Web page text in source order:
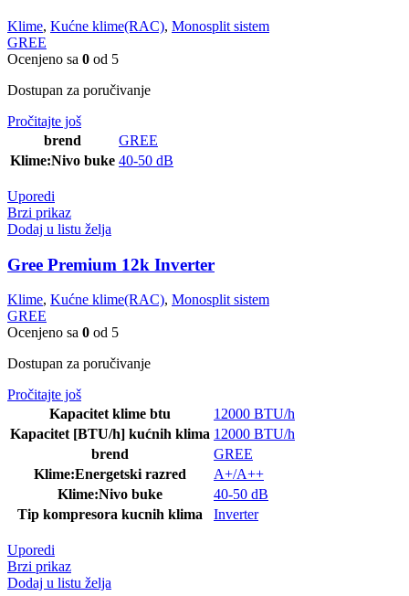
Klime, Kućne klime(RAC), Monosplit sistem
GREE
Ocenjeno sa 0 od 5
Dostupan za poručivanje
Pročitajte još
brend
GREE
Klime:Nivo buke 40-50 dB
Uporedi
Brzi prikaz
Dodaj u listu želja
Gree Premium 12k Inverter
Klime, Kućne klime(RAC), Monosplit sistem
GREE
Ocenjeno sa 0 od 5
Dostupan za poručivanje
Pročitajte još
Kapacitet klime btu
12000 BTU/h
Kapacitet [BTU/h] kućnih klima 12000 BTU/h
brend
GREE
Klime:Energetski razred
A+/A++
Klime:Nivo buke
40-50 dB
Tip kompresora kucnih klima
Inverter
Uporedi
Brzi prikaz
Dodaj u listu želja